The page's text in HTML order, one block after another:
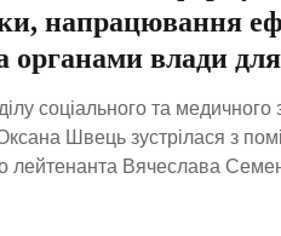
напрацювання
влади
соціального та
Швець зустрілася з
лейтенанта Вячеслава